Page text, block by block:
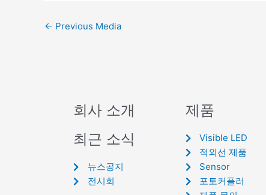
← Previous Media
회사 소개
최근 소식
뉴스공지
전시회
제품
Visible LED
적외선 제품
Sensor
포토커플러